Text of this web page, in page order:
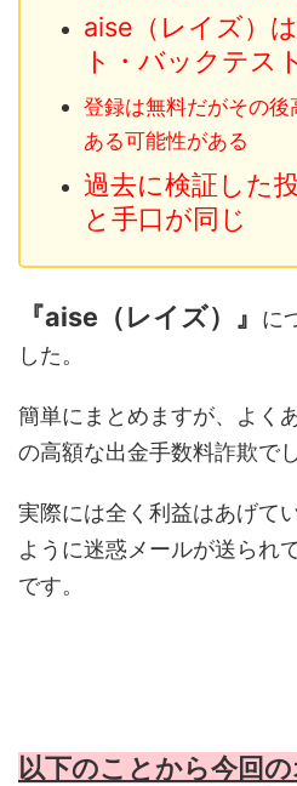
aise（レイズ）
ト・バックテス
登録は無料だがその
ある可能性がある
過去に検証した
と手口が同じ
『aise（レイズ）』
に
した。
簡単にまとめますが、よく
の高額な出金手数料詐欺でし
実際には全く利益はあげて
ように迷惑メールが送られ
です。
以下のことから今回